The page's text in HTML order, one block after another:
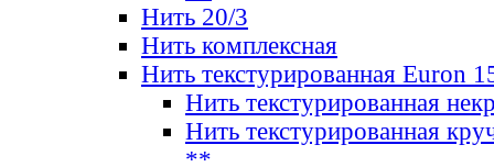
Нить 20/3
Нить комплексная
Нить текстурированная Euron
Нить текстурированная
Нить текстурированная
**